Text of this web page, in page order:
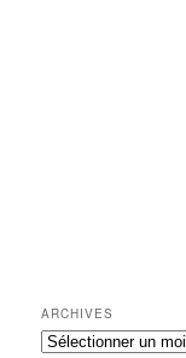
ARCHIVES
Archives